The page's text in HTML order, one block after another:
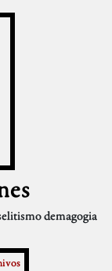
demagogia